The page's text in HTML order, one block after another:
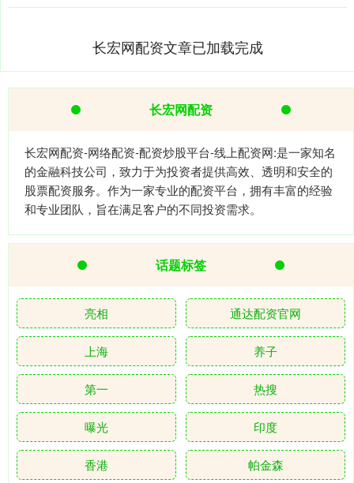
长宏网配资文章已加载完成
长宏网配资
长宏网配资-网络配资-配资炒股平台-线上配资网:是一家知名
的金融科技公司，致力于为投资者提供高效、透明和安全的
股票配资服务。作为一家专业的配资平台，拥有丰富的经验
和专业团队，旨在满足客户的不同投资需求。
话题标签
亮相 通达配资官网
上海 养子
第一 热搜
曝光 印度
香港 帕金森